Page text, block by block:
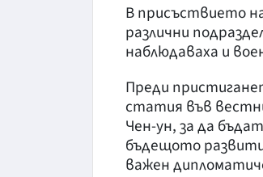
В присъствието
различни
наблюдаваха и
Преди
статия във
Чен-ун, за да
бъдещото
важен